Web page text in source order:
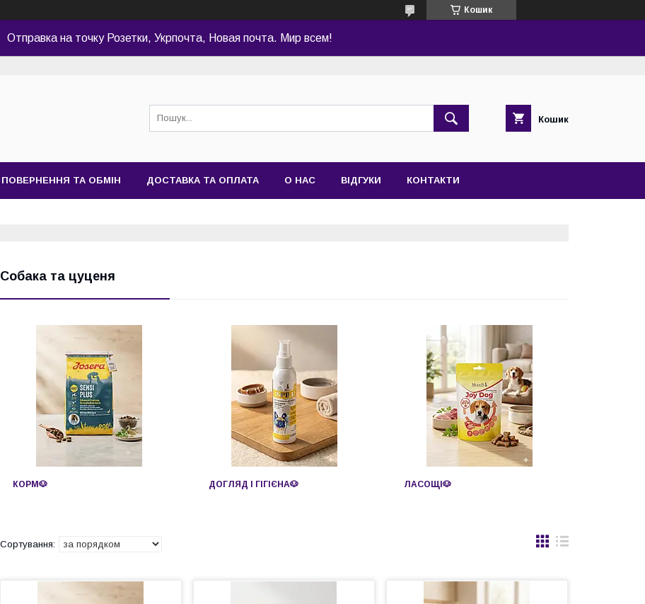
Кошик
Отправка на точку Розетки, Укрпочта, Новая почта. Мир всем!
Кошик
ПОВЕРНЕННЯ ТА ОБМІН ДОСТАВКА ТА ОПЛАТА О НАС ВІДГУКИ КОНТАКТИ
Собака та цуценя
КОРМ🐶 ДОГЛЯД І ГІГІЄНА🐶 ЛАСОЩІ🐶